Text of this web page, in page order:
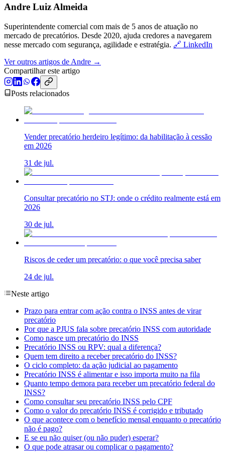
Andre Luiz Almeida
Superintendente comercial com mais de 5 anos de atuação no
mercado de precatórios. Desde 2020, ajuda credores a navegarem
nesse mercado com segurança, agilidade e estratégia. 🔗 LinkedIn
Ver outros artigos de Andre →
Compartilhar este artigo
Posts relacionados
Vender precatório herdeiro legítimo: da habilitação à cessão
em 2026
31 de jul.
Consultar precatório no STJ: onde o crédito realmente está em
2026
30 de jul.
Riscos de ceder um precatório: o que você precisa saber
24 de jul.
Neste artigo
Prazo para entrar com ação contra o INSS antes de virar
precatório
Por que a PJUS fala sobre precatório INSS com autoridade
Como nasce um precatório do INSS
Precatório INSS ou RPV: qual a diferença?
Quem tem direito a receber precatório do INSS?
O ciclo completo: da ação judicial ao pagamento
Precatório INSS é alimentar e isso importa muito na fila
Quanto tempo demora para receber um precatório federal do
INSS?
Como consultar seu precatório INSS pelo CPF
Como o valor do precatório INSS é corrigido e tributado
O que acontece com o benefício mensal enquanto o precatório
não é pago?
E se eu não quiser (ou não puder) esperar?
O que pode atrasar ou complicar o pagamento?